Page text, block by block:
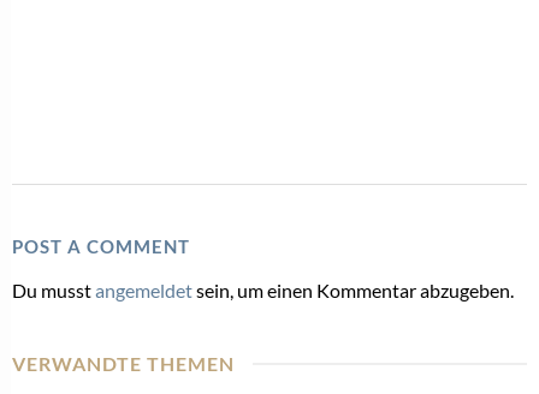
POST A COMMENT
Du musstangemeldetsein, um einen Kommentar abzugeben.
VERWANDTE THEMEN